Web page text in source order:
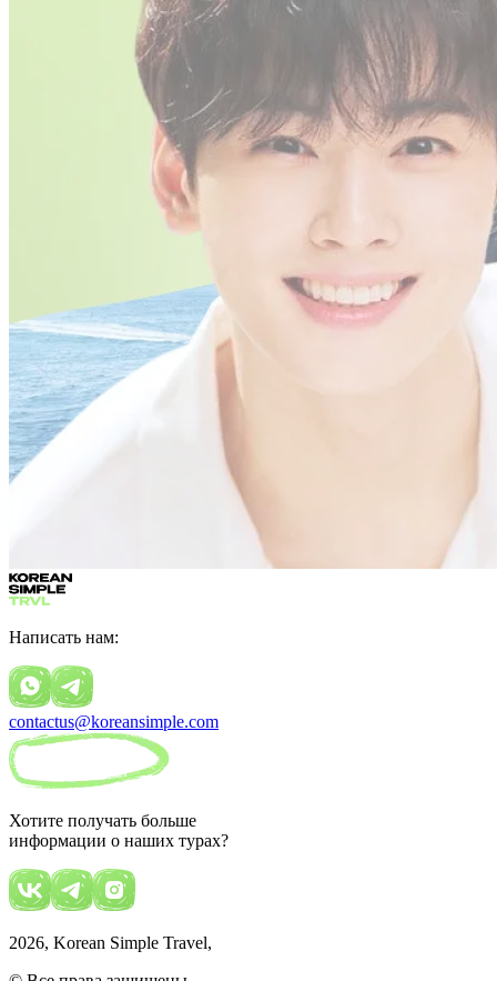
Написать нам:
contactus@koreansimple.com
Хотите получать больше
информации о наших турах?
2026, Korean Simple Travel,